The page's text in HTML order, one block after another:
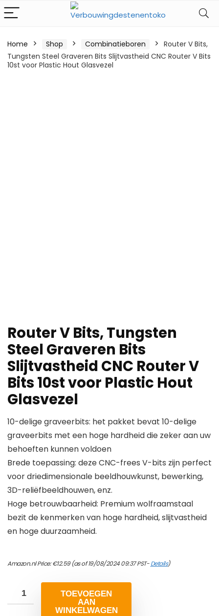
Home Shop Combinatieboren
Router V Bits,
Tungsten Steel Graveren Bits Slijtvastheid CNC Router V Bits
10st voor Plastic Hout Glasvezel
Router V Bits, Tungsten
Steel Graveren Bits
Slijtvastheid CNC Router V
Bits 10st voor Plastic Hout
Glasvezel
10-delige graveerbits: het pakket bevat 10-delige
graveerbits met een hoge hardheid die zeker aan uw
behoeften kunnen voldoen
Brede toepassing: deze CNC-frees V-bits zijn perfect
voor driedimensionale beeldhouwkunst, bewerking,
3D-reliëfbeeldhouwen, enz.
Hoge betrouwbaarheid: Premium wolfraamstaal
bezit de kenmerken van hoge hardheid, slijtvastheid
en hoge duurzaamheid.
Amazon.nl Price:€12.59(as of 19/08/2024 09:37 PST-Details)
TOEVOEGEN
AAN
WINKELWAGEN